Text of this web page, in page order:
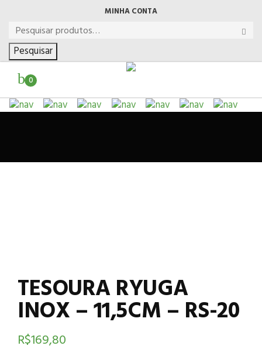
MINHA CONTA
Pesquisar
0
TESOURA RYUGA
INOX – 11,5CM – RS-20
R$169,80